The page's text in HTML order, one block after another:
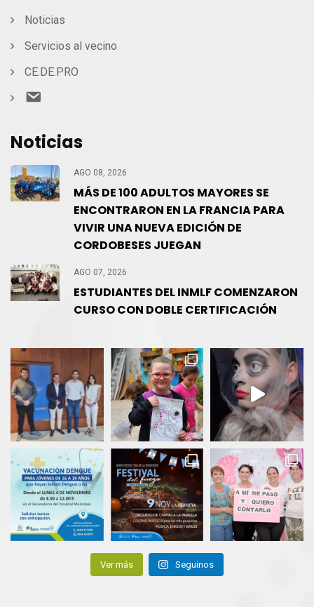
Noticias
Servicios al vecino
CE.DE.PRO
Noticias
AGO 08, 2026
MÁS DE 100 ADULTOS MAYORES SE
ENCONTRARON EN LA FRANCIA PARA
VIVIR UNA NUEVA EDICIÓN DE
CORDOBESES JUEGAN
AGO 07, 2026
ESTUDIANTES DEL INMLF COMENZARON
CURSO CON DOBLE CERTIFICACIÓN
Ver más Seguinos